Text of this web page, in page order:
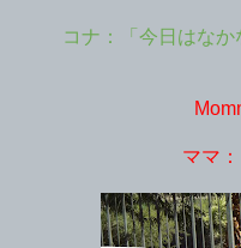
コナ：「今日はなか
ママ